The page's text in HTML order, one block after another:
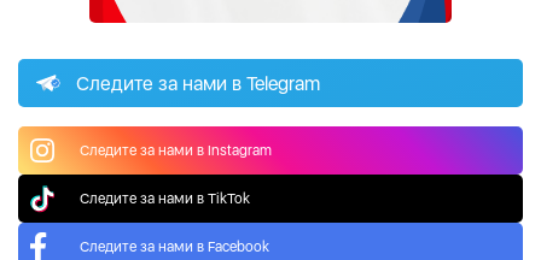
Следите за нами в Telegram
Следите за нами в Instagram
Следите за нами в TikTok
Следите за нами в Facebook